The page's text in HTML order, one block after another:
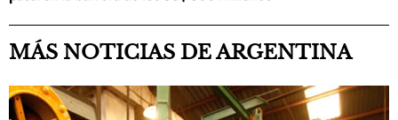
MÁS NOTICIAS DE ARGENTINA